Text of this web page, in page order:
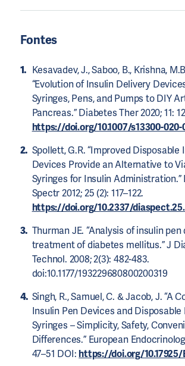
Fontes
Kesavadev, J., Saboo, B., Krishna,
“Evolution of Insulin Delivery
Syringes, Pens, and Pumps to DIY
Pancreas.” Diabetes Ther 2020; 11:
https://doi.org/10.1007/s13300-020-
Spollett, G.R. “Improved Disposable
Devices Provide an Alternative to
Syringes for Insulin Administration.”
Spectr 2012; 25 (2): 117–122.
https://doi.org/10.2337/
Thurman JE. “Analysis of insulin
treatment of diabetes mellitus.” J
Technol. 2008; 2(3): 482-483.
doi:10.1177/193229680800200319
Singh, R., Samuel, C. & Jacob, J. “A
Insulin Pen Devices and Disposable
Syringes – Simplicity, Safety,
Differences.” European
47–51 DOI: https://doi.org/10.17925/